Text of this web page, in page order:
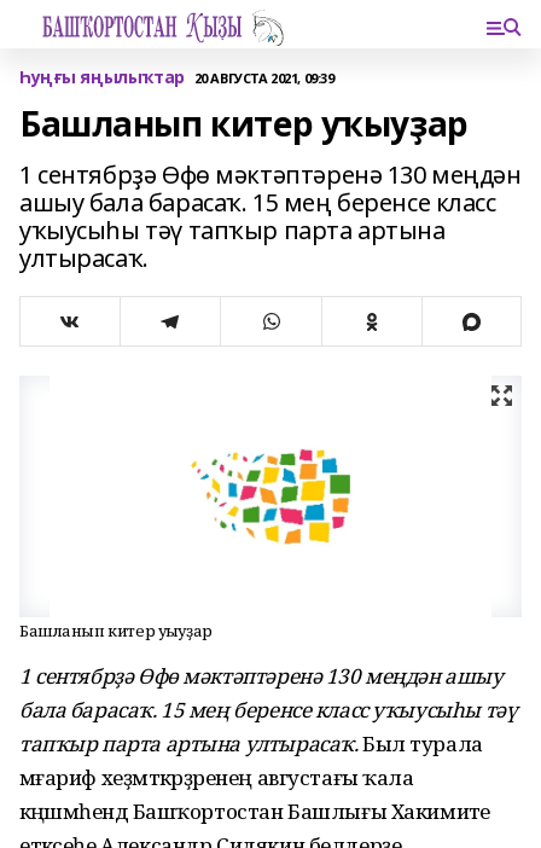
Һуңғы яңылыҡтар 20 АВГУСТА 2021, 09:39
Башланып китер уҡыуҙар
1 сентябрҙә Өфө мәктәптәренә 130 меңдән
ашыу бала барасаҡ. 15 мең беренсе класс
уҡыусыһы тәү тапҡыр парта артына
ултырасаҡ.
Башланып китер уҡыуҙар
1 сентябрҙә Өфө мәктәптәренә 130 меңдән ашыу
бала барасаҡ. 15 мең беренсе класс уҡыусыһы тәү
тапҡыр парта артына ултырасаҡ.Был турала
мәғариф хеҙмәткәрҙәренең августағы ҡала
кәңәшмәһендә Башҡортостан Башлығы Хакимиәте